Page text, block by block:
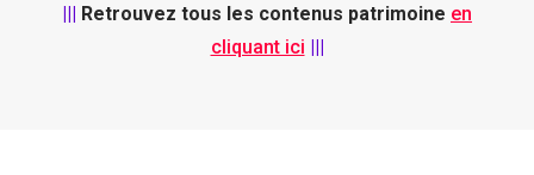
||| Retrouvez tous les contenus patrimoine en
cliquant ici |||